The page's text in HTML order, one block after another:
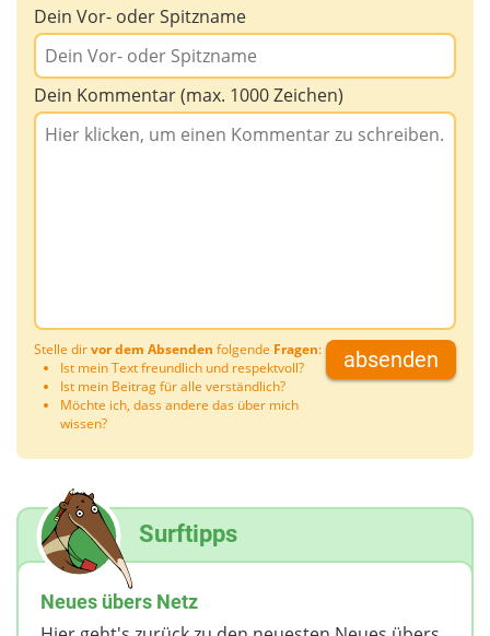
Dein Vor- oder Spitzname
Dein Kommentar (max. 1000 Zeichen)
Stelle dirvor dem Absenden folgende Fragen:
Ist mein Text freundlich und respektvoll?
Ist mein Beitrag für alle verständlich?
Möchte ich, dass andere das über mich
wissen?
absenden
Surftipps
Neues übers Netz